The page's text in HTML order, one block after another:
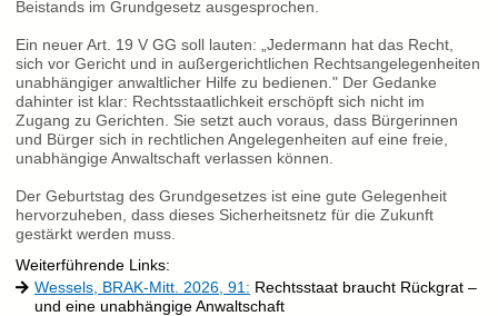
Beistands im Grundgesetz ausgesprochen.
Ein neuer Art. 19 V GG soll lauten: „Jedermann hat das Recht,
sich vor Gericht und in außergerichtlichen Rechtsangelegenheiten
unabhängiger anwaltlicher Hilfe zu bedienen." Der Gedanke
dahinter ist klar: Rechtsstaatlichkeit erschöpft sich nicht im
Zugang zu Gerichten. Sie setzt auch voraus, dass Bürgerinnen
und Bürger sich in rechtlichen Angelegenheiten auf eine freie,
unabhängige Anwaltschaft verlassen können.
Der Geburtstag des Grundgesetzes ist eine gute Gelegenheit
hervorzuheben, dass dieses Sicherheitsnetz für die Zukunft
gestärkt werden muss.
Weiterführende Links:
Wessels, BRAK-Mitt. 2026, 91: Rechtsstaat braucht Rückgrat –
und eine unabhängige Anwaltschaft